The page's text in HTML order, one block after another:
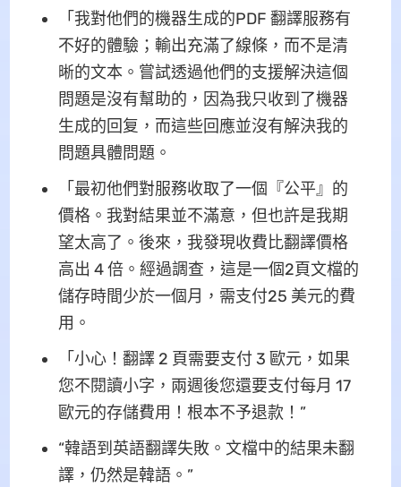
「我對他們的機器生成的PDF 翻譯服務有
不好的體驗；輸出充滿了線條，而不是清
晰的文本。嘗試透過他們的支援解決這個
問題是沒有幫助的，因為我只收到了機器
生成的回复，而這些回應並沒有解決我的
問題具體問題。
「最初他們對服務收取了一個『公平』的
價格。我對結果並不滿意，但也許是我期
望太高了。後來，我發現收費比翻譯價格
高出 4 倍。經過調查，這是一個2頁文檔的
儲存時間少於一個月，需支付25 美元的費
用。
「小心！翻譯 2 頁需要支付 3 歐元，如果
您不閱讀小字，兩週後您還要支付每月 17
歐元的存儲費用！根本不予退款！”
“韓語到英語翻譯失敗。文檔中的結果未翻
譯，仍然是韓語。”